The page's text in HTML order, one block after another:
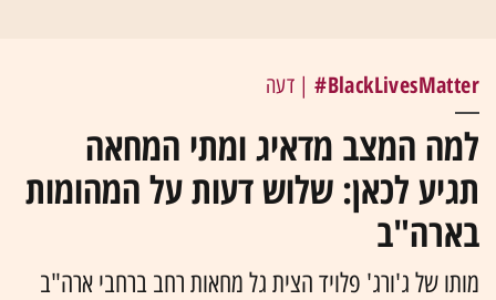
BlackLivesMatter# | דעה
למה המצב מדאיג ומתי המחאה
תגיע לכאן: שלוש דעות על המהומות
בארה"ב
מותו של ג'ורג' פלויד הצית גל מחאות רחב ברחבי ארה"ב